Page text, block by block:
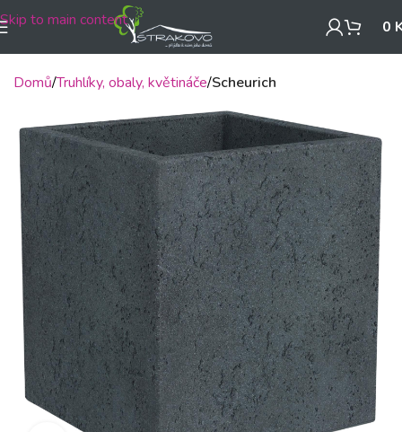
Skip to main content 0
Domů Truhlíky, obaly, květináče Scheurich